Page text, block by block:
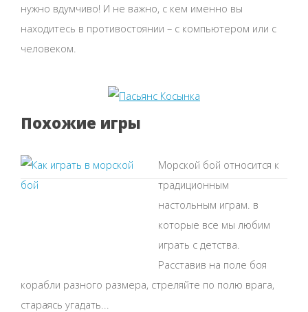
нужно вдумчиво! И не важно, с кем именно вы
находитесь в противостоянии – с компьютером или с
человеком.
Похожие игры
Морской бой относится к
традиционным
настольным играм. в
которые все мы любим
играть с детства.
Расставив на поле боя
корабли разного размера, стреляйте по полю врага,
стараясь угадать...